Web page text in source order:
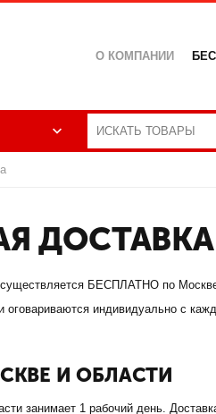
О КОМПАНИИ
ДОСТАВКА
БЕСПЛАТНО по
оговариваются индивидуально с
И ОБЛАСТИ
занимает 1 рабочий день.